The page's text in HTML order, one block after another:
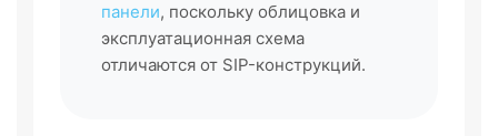
панели, поскольку облицовка и
эксплуатационная схема
отличаются от SIP-конструкций.